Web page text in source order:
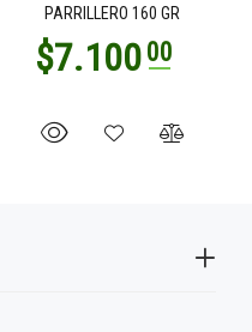
PARRILLERO 160 GR